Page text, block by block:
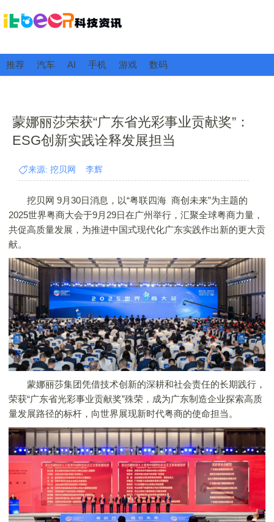
推荐 汽车 AI 手机 游戏 数码
蒙娜丽莎荣获“广东省光彩事业贡献奖”：
ESG创新实践诠释发展担当
来源: 挖贝网 李辉
挖贝网 9月30日消息，以“粤联四海 商创未来”为主题的
2025世界粤商大会于9月29日在广州举行，汇聚全球粤商力量，
共促高质量发展，为推进中国式现代化广东实践作出新的更大贡
献。
蒙娜丽莎集团凭借技术创新的深耕和社会责任的长期践行，
荣获“广东省光彩事业贡献奖”殊荣，成为广东制造企业探索高质
量发展路径的标杆，向世界展现新时代粤商的使命担当。